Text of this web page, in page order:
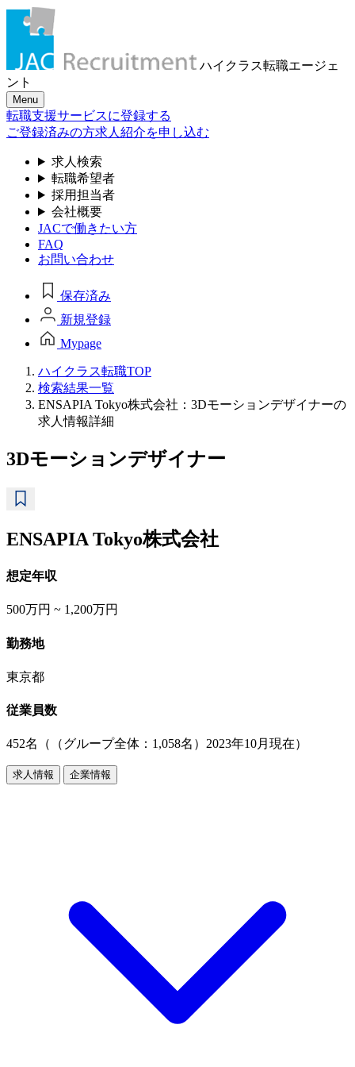
ハイクラス転職エージェ
ント
Menu
転職支援サービスに登録する
ご登録済みの方求人紹介を申し込む
求人検索
転職希望者
採用担当者
会社概要
JACで働きたい方
FAQ
お問い合わせ
保存済み
新規登録
Mypage
ハイクラス転職TOP
検索結果一覧
ENSAPIA Tokyo株式会社：3Dモーションデザイナーの
求人情報詳細
3Dモーションデザイナー
ENSAPIA Tokyo株式会社
想定年収
500万円 ~ 1,200万円
勤務地
東京都
従業員数
452名（（グループ全体：1,058名）2023年10月現在）
求人情報 企業情報